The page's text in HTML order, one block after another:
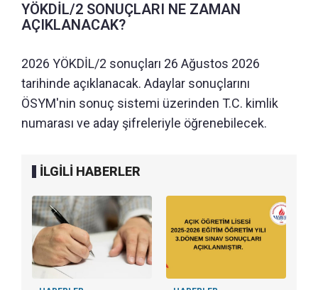
YÖKDİL/2 SONUÇLARI NE ZAMAN
AÇIKLANACAK?
2026 YÖKDİL/2 sonuçları 26 Ağustos 2026
tarihinde açıklanacak. Adaylar sonuçlarını
ÖSYM'nin sonuç sistemi üzerinden T.C. kimlik
numarası ve aday şifreleriyle öğrenebilecek.
İLGİLİ HABERLER